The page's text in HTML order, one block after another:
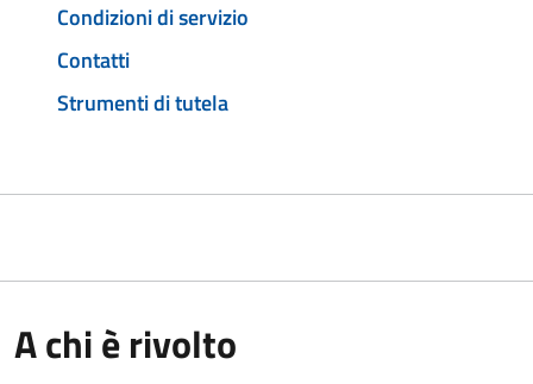
Condizioni di servizio
Contatti
Strumenti di tutela
A chi è rivolto